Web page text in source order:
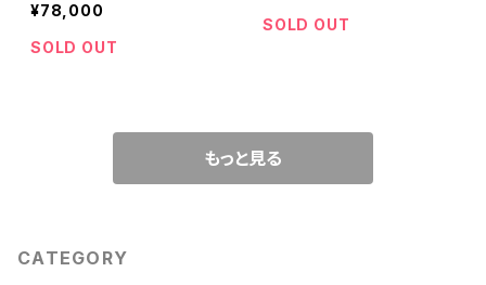
¥78,000
SOLD OUT
SOLD OUT
もっと見る
CATEGORY